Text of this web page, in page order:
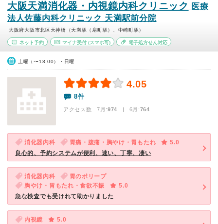
大阪天満消化器・内視鏡内科クリニック 医療
法人佐藤内科クリニック 天満駅前分院
大阪府大阪市北区天神橋（天満駅（扇町駅）、中崎町駅）
ネット予約 マイナ受付(スマホ可) 電子処方せん対応
土曜（〜18:00）・日曜
4.05
8件
アクセス数 7月:974 | 6月:764
消化器内科 胃痛・腹痛・胸やけ・胃もたれ
5.0
良心的、予約システムが便利、速い、丁寧、凄い
消化器内科
胃のポリープ
胸やけ・胃もたれ・食欲不振
5.0
急な検査でも受けれて助かりました
内視鏡
5.0